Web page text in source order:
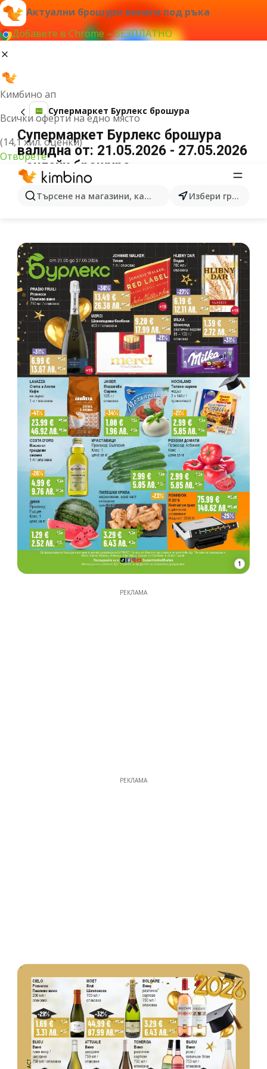
Актуални брошури винаги под ръка
Добавете в Chrome – БЕЗПЛАТНО
Кимбино ап
Всички оферти на едно място
(14,1 хил. оценки)
Отворете
Търсене на магазини, категории, продукти...Избери град
Супермаркет Бурлекс брошура
Супермаркет Бурлекс брошура
валидна от: 21.05.2026 - 27.05.2026
- онлайн брошура
1
РЕКЛАМА
РЕКЛАМА